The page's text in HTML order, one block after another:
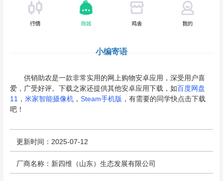
小编寄语
供销助农是一款非常实用的网上购物安卓应用，深受用户喜
爱，广受好评。下载之家还提供其他安卓应用下载，如百度网盘
11， 米家智能摄像机， Steam手机版 ，有需要的同学快点击下载
吧！
更新时间：2025-07-12
厂商名称：新四维（山东）生态发展有限公司